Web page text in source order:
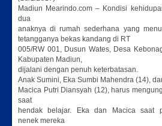
Madiun Mearindo.com – Kondisi
dua
anaknya di rumah sederhana yang
tetangganya bekas kandang di RT
005/RW 001, Dusun Wates, Desa
Kabupaten Madiun,
dijalani dengan penuh keterbatasan.
Anak Sumini, Eka Sumbi Mahendra (14),
Macica Putri Diansyah (12), harus
saat
hendak belajar. Eka dan Macica saat
nenek mereka